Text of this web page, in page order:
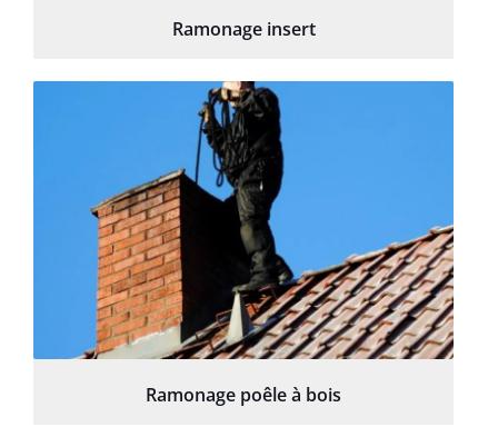
Ramonage insert
Ramonage poêle à bois